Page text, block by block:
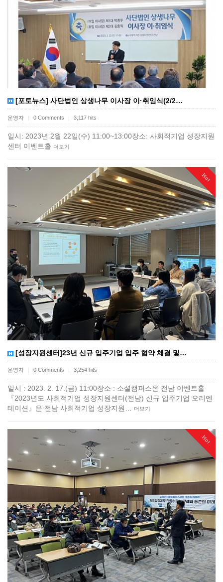
[포토뉴스] 사단법인 상생나무 이사장 이·취임식(2/2…
운영자 | 0 Comments | 3,117 hits
일시: 2023년 2월 22일(수) 11:00~13:00장소: 사회적기업 성장지원
센터 이벤트홀 더보기
Hot
[성장지원센터]23년 신규 입주기업 입주 협약 체결 및…
운영자 | 0 Comments | 3,254 hits
일시 : 2023. 2. 17.(금) 11:00장소 : 소셜캠퍼스온 전남 이벤트홀
『2023년도 사회적기업 성장지원센터(전남) 신규 입주기업 오리엔
테이션』은 전남 사회적기업 성장지원… 더보기
Hot